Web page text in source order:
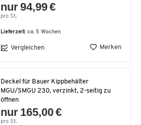
nur 94,99 €
pro St.
Lieferzeit:ca. 5 Wochen
Vergleichen Merken
Deckel für Bauer Kippbehälter
MGU/SMGU 230, verzinkt, 2-seitig zu
öffnen
nur 165,00 €
pro St.